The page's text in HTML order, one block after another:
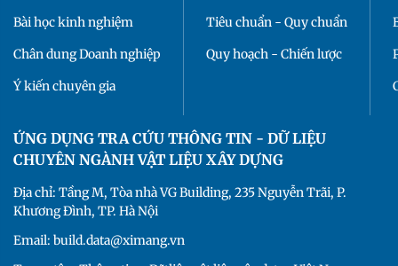
Bài học kinh nghiệm
Chân dung Doanh nghiệp
Ý kiến chuyên gia
Tiêu chuẩn - Quy chuẩn
Quy hoạch - Chiến lược
ỨNG DỤNG TRA CỨU THÔNG TIN - DỮ LIỆU
CHUYÊN NGÀNH VẬT LIỆU XÂY DỰNG
Địa chỉ: Tầng M, Tòa nhà VG Building, 235 Nguyễn Trãi, P.
Khương Đình, TP. Hà Nội
Email: build.data@ximang.vn